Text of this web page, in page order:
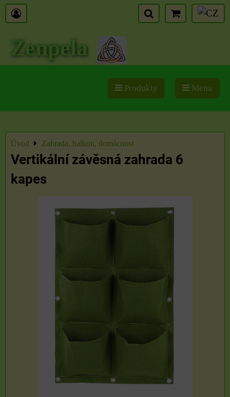
Zenpela
Produkty Menu
Úvod Zahrada, balkon, domácnost
Vertikální závěsná zahrada 6
kapes